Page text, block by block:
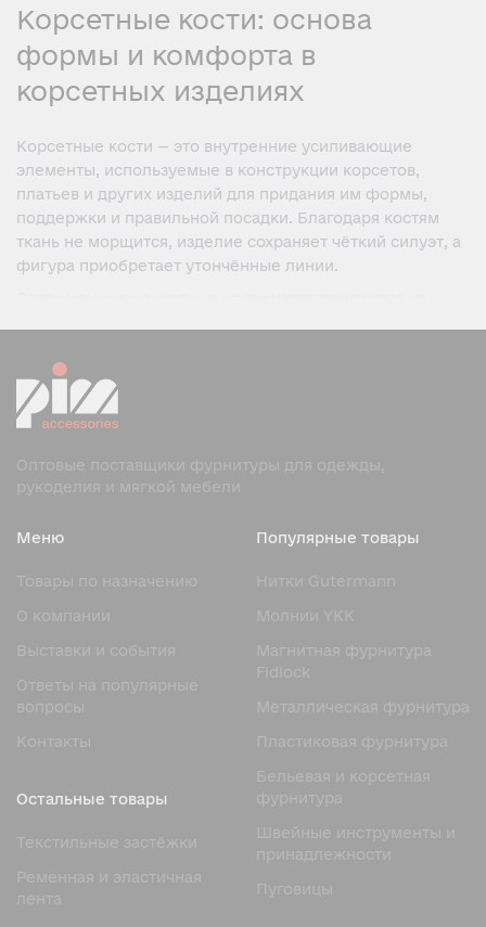
Корсетные кости: основа
формы и комфорта в
корсетных изделиях
Корсетные кости — это внутренние усиливающие
элементы, используемые в конструкции корсетов,
платьев и других изделий для придания им формы,
поддержки и правильной посадки. Благодаря костям
ткань не морщится, изделие сохраняет чёткий силуэт, а
фигура приобретает утончённые линии.
для любого типа изделия: от лёгких корсажей до
профессиональных утягивающих корсетов.
Назначение и функции
корсетных костей
форму изделия и тело владельца, сохраняя при этом
несколько функций:
Формирование силуэта. Кости помогают подчеркнуть
свойственный корсетам.
Поддержка ткани. Они предотвращают деформацию
ткани, складки и перекруты.
Распределение нагрузки. Благодаря костям натяжение
от шнуровки или застёжек распределяется равномерно
по всей длине корсета.
Долговечность изделия. Жёсткий каркас защищает
ткань от растяжения и продлевает срок службы
изделия.
Оптовые поставщики фурнитуры для одежды,
рукоделия и мягкой мебели
Меню
Товары по назначению
О компании
Выставки и события
Ответы на популярные
вопросы
Контакты
Популярные товары
Нитки Gutermann
Молнии YKK
Магнитная фурнитура
Fidlock
Металлическая фурнитура
Пластиковая фурнитура
Бельевая и корсетная
фурнитура
Швейные инструменты и
принадлежности
Пуговицы
Остальные товары
Текстильные застёжки
Ременная и эластичная
лента